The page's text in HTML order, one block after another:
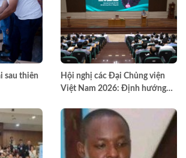
sau thiên
Hội nghị các Đại Chủng viện
Việt Nam 2026: Định hướng